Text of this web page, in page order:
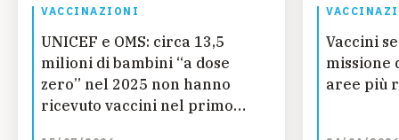
VACCINAZIONI
UNICEF e OMS: circa 13,5
milioni di bambini “a dose
zero” nel 2025 non hanno
ricevuto vaccini nel primo
Vaccini
missione
aree più